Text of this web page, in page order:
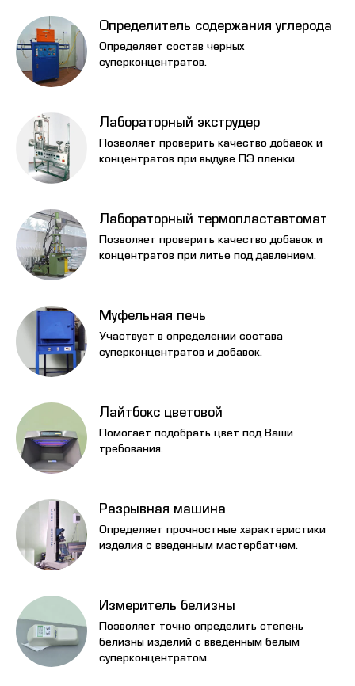
Определитель содержания углерода
Определяет состав черных
суперконцентратов.
Лабораторный экструдер
Позволяет проверить качество добавок и
концентратов при выдуве ПЭ пленки.
Лабораторный термопластавтомат
Позволяет проверить качество добавок и
концентратов при литье под давлением.
Муфельная печь
Участвует в определении состава
суперконцентратов и добавок.
Лайтбокс цветовой
Помогает подобрать цвет под Ваши
требования.
Разрывная машина
Определяет прочностные характеристики
изделия с введенным мастербатчем.
Измеритель белизны
Позволяет точно определить степень
белизны изделий с введенным белым
суперконцентратом.